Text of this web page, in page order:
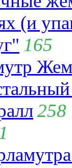
(и
165
258